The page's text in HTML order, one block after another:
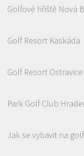
Golfové hřiště Nová
Golf Resort Kaskáda
Golf Resort Ostravice
Park Golf Club
Jak se vybavit na